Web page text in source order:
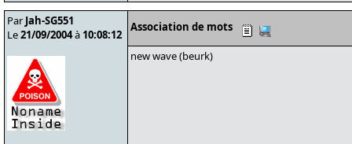
Par Jah-SG551
Le21/09/2004à 10:08:12
Association de mots
new wave (beurk)